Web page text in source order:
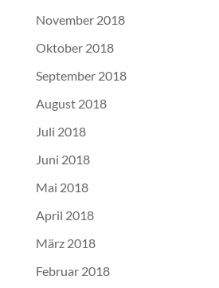
November 2018
Oktober 2018
September 2018
August 2018
Juli 2018
Juni 2018
Mai 2018
April 2018
März 2018
Februar 2018